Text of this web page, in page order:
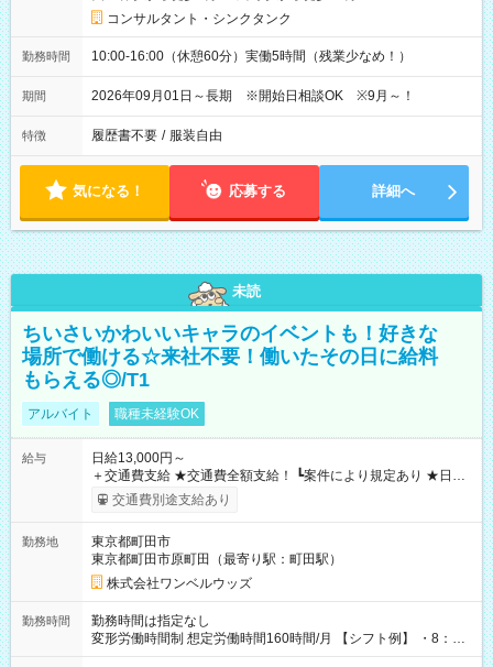
コンサルタント・シンクタンク
勤務時間 10:00-16:00（休憩60分）実働5時間（残業少なめ！）
期間 2026年09月01日～長期 ※開始日相談OK ※9月～！
特徴 履歴書不要 / 服装自由
気になる！ 応募する 詳細へ
未読
ちいさいかわいいキャラのイベントも！好きな
場所で働ける☆来社不要！働いたその日に給料
もらえる◎/T1
アルバイト 職種未経験OK
給与
日給13,000円～
＋交通費支給 ★交通費全額支給！ ┗案件により規定あり ★日払
いOK！（規定あり） ┗働いたその日に現金GET♪ お仕事後はコ
ンビニATMから 日払い分を引き落とせます！ 【試用期間】試
交通費別途支給あり
勤務地
東京都町田市
東京都町田市原町田（最寄り駅：町田駅）
株式会社ワンベルウッズ
勤務時間
勤務時間は指定なし
変形労働時間制 想定労働時間160時間/月 【シフト例】 ・8：00
～21：00